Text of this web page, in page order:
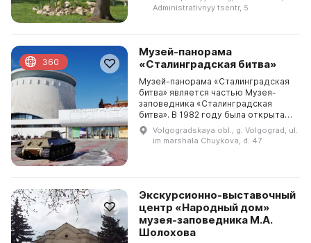
году. Оно является многофункцио...
Administrativnyy tsentr, 5
Музей-панорама
«Сталинградская битва»
Музей-панорама «Сталинградская
битва» является частью Музея-
заповедника «Сталинградская
битва». В 1982 году была открыта
панорама «Разгром немецко-
фашистских войск под
Сталинградом», а в мае 1985 года...
Volgogradskaya obl., g. Volgograd, ul.
im marshala Chuykova, d. 47
360
Экскурсионно-выставочный
центр «Народный дом»
музея-заповедника М.А.
Шолохова